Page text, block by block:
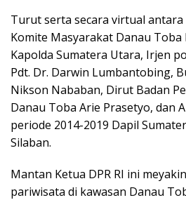
Turut serta secara virtual antara
Komite Masyarakat Danau
Kapolda Sumatera Utara, Irjen
Pdt. Dr. Darwin Lumbantobing,
Nikson Nababan, Dirut Badan
Danau Toba Arie Prasetyo, dan
periode 2014-2019 Dapil
Silaban.
Mantan Ketua DPR RI ini
pariwisata di kawasan Danau